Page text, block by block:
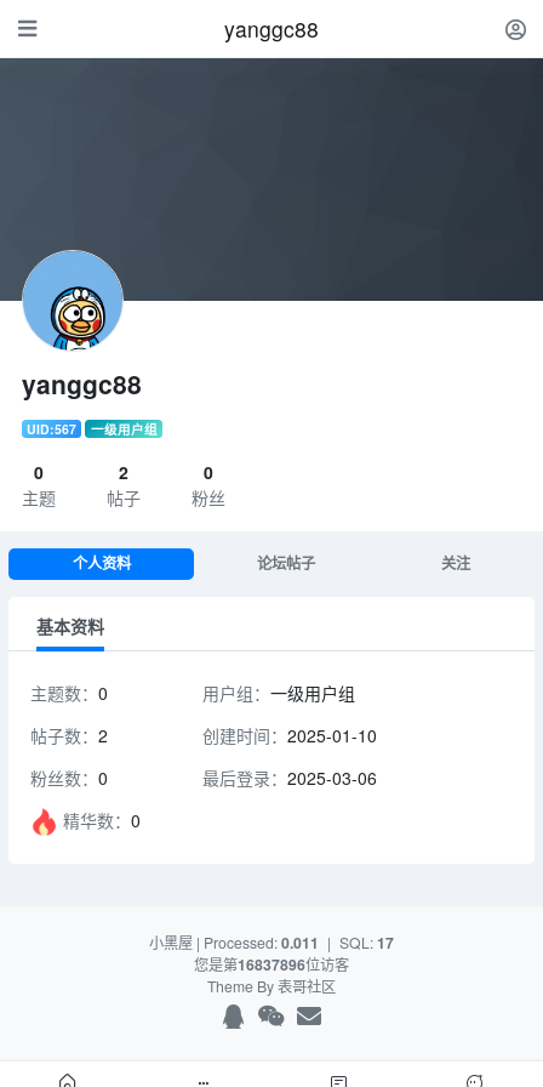
yanggc88
yanggc88
UID:567 一级用户组
0
主题
2
帖子
0
粉丝
个人资料 论坛帖子 关注
基本资料
主题数： 0
帖子数： 2
粉丝数： 0
精华数： 0
用户组：一级用户组
创建时间：2025-01-10
最后登录：2025-03-06
小黑屋 | Processed:0.011 | SQL:17
您是第16837896位访客
Theme By表哥社区